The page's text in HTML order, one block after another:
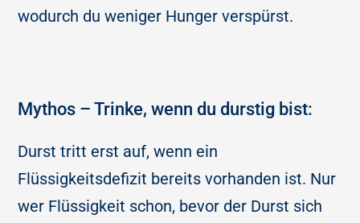
wodurch du weniger Hunger verspürst.
Mythos – Trinke, wenn du durstig bist:
Durst tritt erst auf, wenn ein
Flüssigkeitsdefizit bereits vorhanden ist. Nur
wer Flüssigkeit schon, bevor der Durst sich